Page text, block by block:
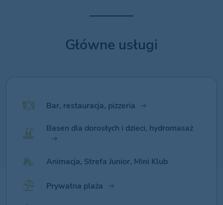
Główne usługi
Bar, restauracja, pizzeria
Basen dla dorosłych i dzieci, hydromasaż
Animacja, Strefa Junior, Mini Klub
Prywatna plaża